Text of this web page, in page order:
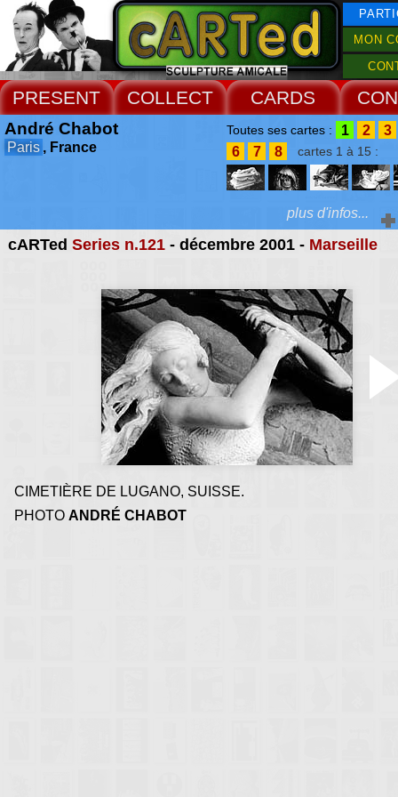
MON
PRESENT COLLECT CARDS
cARTed Series n.121- décembre 2001 - Marseille
CIMETIÈRE DE LUGANO, SUISSE.
PHOTO ANDRÉ CHABOT
André Chabot
Paris , France
Toutes ses cartes : 1 2
3
6
7 8 cartes 1 à 15 :
Extras :
photographe, il
tombes, mausolées,
cénotaphes et
recueil
d'architectures
symbolismes,
d'érotismes,
métaphysique, de
d'oublis
plus d'infos...